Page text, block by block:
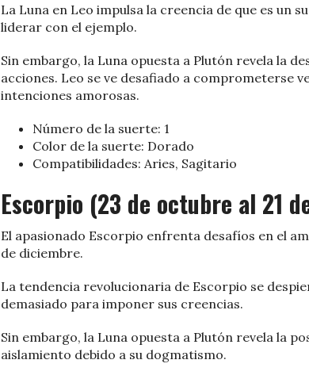
La Luna en Leo impulsa la creencia de que es un
liderar con el ejemplo.
Sin embargo, la Luna opuesta a Plutón revela la
acciones. Leo se ve desafiado a comprometerse
intenciones amorosas.
Número de la suerte: 1
Color de la suerte: Dorado
Compatibilidades: Aries, Sagitario
Escorpio (23 de octubre al 21
El apasionado Escorpio enfrenta desafíos en el
de diciembre.
La tendencia revolucionaria de Escorpio se
demasiado para imponer sus creencias.
Sin embargo, la Luna opuesta a Plutón revela la
aislamiento debido a su dogmatismo.